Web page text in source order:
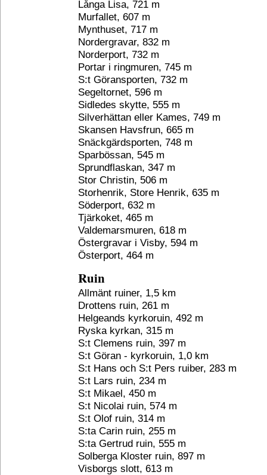
Långa Lisa, 721 m
Murfallet, 607 m
Mynthuset, 717 m
Nordergravar, 832 m
Norderport, 732 m
Portar i ringmuren, 745 m
S:t Göransporten, 732 m
Segeltornet, 596 m
Sidledes skytte, 555 m
Silverhättan eller Kames, 749 m
Skansen Havsfrun, 665 m
Snäckgärdsporten, 748 m
Sparbössan, 545 m
Sprundflaskan, 347 m
Stor Christin, 506 m
Storhenrik, Store Henrik, 635 m
Söderport, 632 m
Tjärkoket, 465 m
Valdemarsmuren, 618 m
Östergravar i Visby, 594 m
Österport, 464 m
Ruin
Allmänt ruiner, 1,5 km
Drottens ruin, 261 m
Helgeands kyrkoruin, 492 m
Ryska kyrkan, 315 m
S:t Clemens ruin, 397 m
S:t Göran - kyrkoruin, 1,0 km
S:t Hans och S:t Pers ruiber, 283 m
S:t Lars ruin, 234 m
S:t Mikael, 450 m
S:t Nicolai ruin, 574 m
S:t Olof ruin, 314 m
S:ta Carin ruin, 255 m
S:ta Gertrud ruin, 555 m
Solberga Kloster ruin, 897 m
Visborgs slott, 613 m